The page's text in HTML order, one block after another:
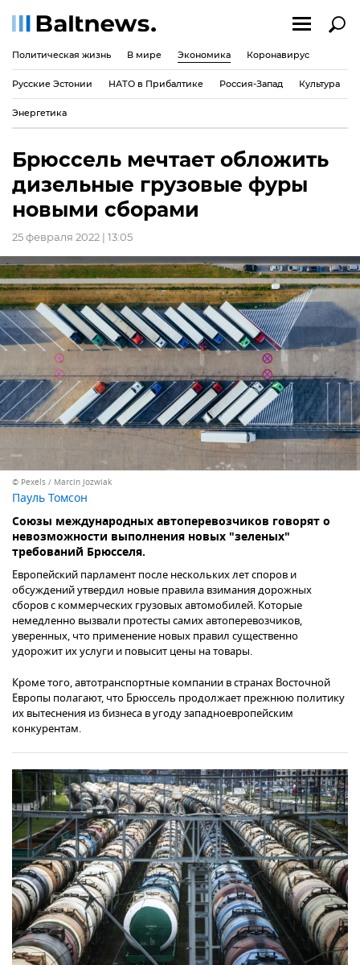
Политическая жизнь В мире Экономика Коронавирус
Русские Эстонии НАТО в Прибалтике Россия-Запад Культура
Энергетика
Брюссель мечтает обложить
дизельные грузовые фуры
новыми сборами
25 февраля 2022 | 13:05
© Pexels / Marcin Jozwiak
Пауль Томсон
Союзы международных автоперевозчиков говорят о
невозможности выполнения новых "зеленых"
требований Брюсселя.
Европейский парламент после нескольких лет споров и
обсуждений утвердил новые правила взимания дорожных
сборов с коммерческих грузовых автомобилей. Которые
немедленно вызвали протесты самих автоперевозчиков,
уверенных, что применение новых правил существенно
удорожит их услуги и повысит цены на товары.
Кроме того, автотранспортные компании в странах Восточной
Европы полагают, что Брюссель продолжает прежнюю политику
их вытеснения из бизнеса в угоду западноевропейским
конкурентам.